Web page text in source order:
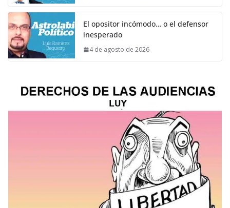
El opositor incómodo… o el defensor
inesperado
4 de agosto de 2026